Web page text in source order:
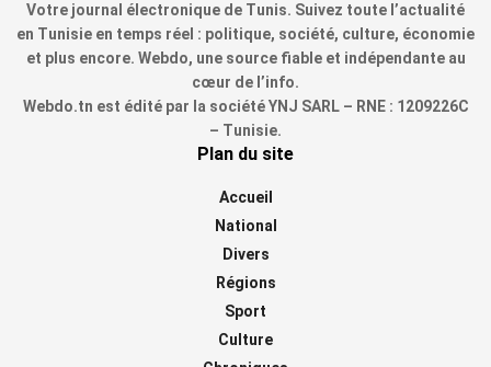
Votre journal électronique de Tunis. Suivez toute l’actualité
en Tunisie en temps réel : politique, société, culture, économie
et plus encore. Webdo, une source fiable et indépendante au
cœur de l’info.
Webdo.tn est édité par la société YNJ SARL – RNE : 1209226C
– Tunisie.
Plan du site
Accueil
National
Divers
Régions
Sport
Culture